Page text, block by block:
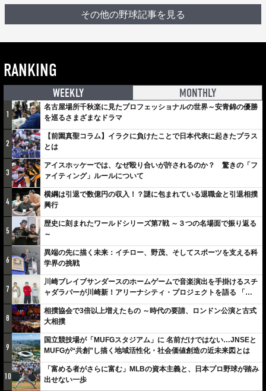
その他の野球記事を見る
RANKING
WEEKLY MONTHLY
1
名古屋場所千秋楽に見たプロフェッショナルの世界～安青錦の優勝
を巡るさまざまなドラマ
2
【前園真聖コラム】イラクに負けたことで日本代表に起きたプラス
とは
3
アイスホッケーでは、なぜ殴り合いが許されるのか？ 驚きの「フ
ァイティング」ルールについて
4
横綱は引退で数億円の収入！？謎に包まれている退職金と引退相撲
興行
5
歴史に刻まれたワールドシリーズ第7戦 ～３つの名場面で振り返る
～
6
異端の先に描く未来：イチロー、野茂、そしてスポーツを支える科
学界の挑戦
7
川崎ブレイブサンダースのホームゲームで音楽演出を手掛けるスチ
ャダラパーが川崎新！アリーナシティ・プロジェクトを語る 「楽
しみでしかないでしょ。川崎は、ずっと成長曲線だから」
8
相撲協会で3倍以上増えたもの ～時代の要請、ロンドン公演と古式
大相撲
9
国立競技場が「MUFGスタジアム」に 名前だけではない…JNSEと
MUFGが“共創”し描く地域活性化・社会価値創造の近未来図とは
10
「富める者がさらに富む」MLBの資本主義と、日本プロ野球が踏み
出せない一歩